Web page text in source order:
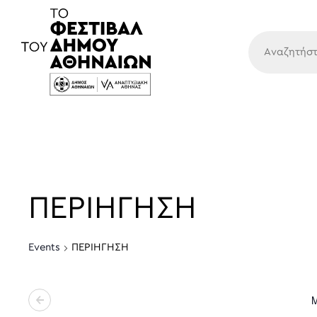
Κύρια
ΠΕΡΙΗΓΗΣΗ
Events ΠΕΡΙΗΓΗΣΗ